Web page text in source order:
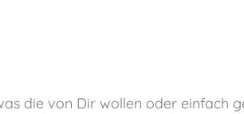
die von Dir wollen oder einfach